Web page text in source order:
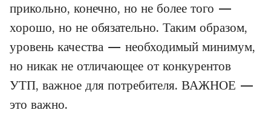
прикольно, конечно, но не более того —
хорошо, но не обязательно. Таким образом,
уровень качества — необходимый минимум,
но никак не отличающее от конкурентов
УТП, важное для потребителя. ВАЖНОЕ —
это важно.